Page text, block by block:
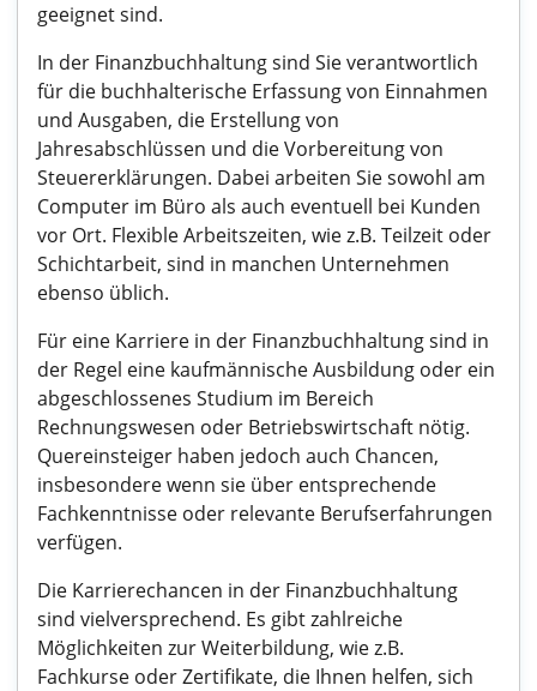
geeignet sind.
In der Finanzbuchhaltung sind Sie verantwortlich
für die buchhalterische Erfassung von Einnahmen
und Ausgaben, die Erstellung von
Jahresabschlüssen und die Vorbereitung von
Steuererklärungen. Dabei arbeiten Sie sowohl am
Computer im Büro als auch eventuell bei Kunden
vor Ort. Flexible Arbeitszeiten, wie z.B. Teilzeit oder
Schichtarbeit, sind in manchen Unternehmen
ebenso üblich.
Für eine Karriere in der Finanzbuchhaltung sind in
der Regel eine kaufmännische Ausbildung oder ein
abgeschlossenes Studium im Bereich
Rechnungswesen oder Betriebswirtschaft nötig.
Quereinsteiger haben jedoch auch Chancen,
insbesondere wenn sie über entsprechende
Fachkenntnisse oder relevante Berufserfahrungen
verfügen.
Die Karrierechancen in der Finanzbuchhaltung
sind vielversprechend. Es gibt zahlreiche
Möglichkeiten zur Weiterbildung, wie z.B.
Fachkurse oder Zertifikate, die Ihnen helfen, sich